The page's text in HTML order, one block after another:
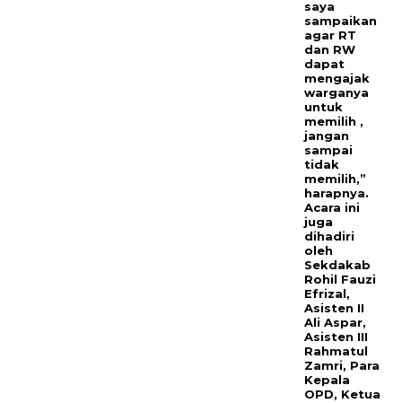
saya
sampaikan
agar RT
dan RW
dapat
mengajak
warganya
untuk
memilih ,
jangan
sampai
tidak
memilih,”
harapnya.
Acara ini
juga
dihadiri
oleh
Sekdakab
Rohil Fauzi
Efrizal,
Asisten II
Ali Aspar,
Asisten III
Rahmatul
Zamri, Para
Kepala
OPD, Ketua